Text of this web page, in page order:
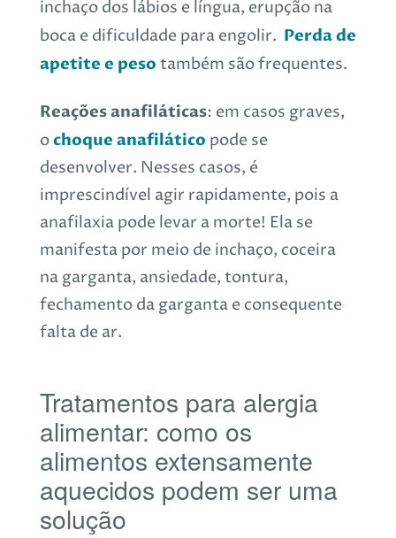
inchaço dos lábios e língua, erupção na
boca e dificuldade para engolir. Perda de
apetite e peso também são frequentes.
Reações anafiláticas: em casos graves,
ochoque anafilático pode se
desenvolver. Nesses casos, é
imprescindível agir rapidamente, pois a
anafilaxia pode levar a morte! Ela se
manifesta por meio de inchaço, coceira
na garganta, ansiedade, tontura,
fechamento da garganta e consequente
falta de ar.
Tratamentos para alergia
alimentar: como os
alimentos extensamente
aquecidos podem ser uma
solução